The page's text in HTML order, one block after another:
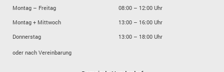
Montag – Freitag
08:00 – 12:00 Uhr
Montag + Mittwoch
13:00 – 16:00 Uhr
Donnerstag
13:00 – 18:00 Uhr
oder nach Vereinbarung